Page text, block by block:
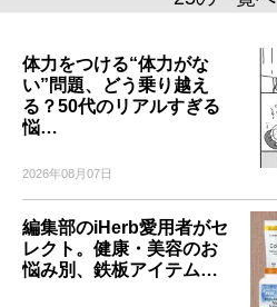
体力をつける“体力がな
い”問題、どう乗り越え
る？50代のリアルすぎる
悩…
2026年08月07日
編集部のiHerb愛用者がセ
レクト。健康・美容のお
悩み別、鉄板アイテム…